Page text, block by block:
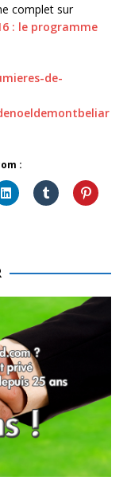
complet sur
: le programme
de-
: